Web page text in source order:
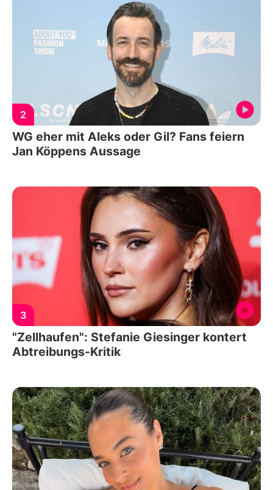
2
WG eher mit Aleks oder Gil? Fans feiern
Jan Köppens Aussage
3
"Zellhaufen": Stefanie Giesinger kontert
Abtreibungs-Kritik